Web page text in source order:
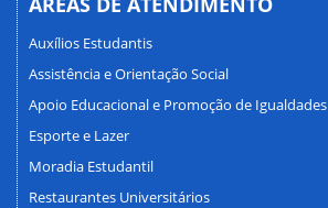
Auxílios Estudantis
Assistência e Orientação Social
Apoio Educacional e Promoção de Igualdades
Esporte e Lazer
Moradia Estudantil
Restaurantes Universitários